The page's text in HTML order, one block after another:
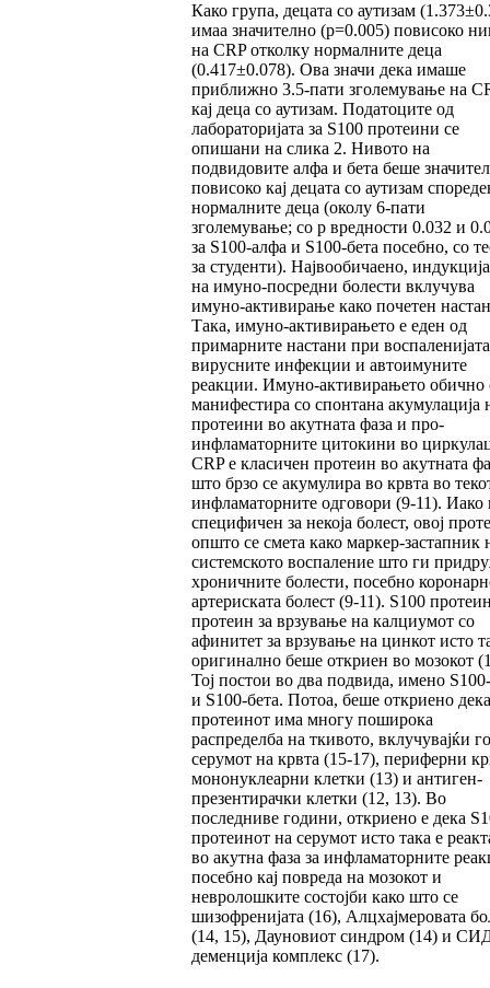
Како група, децата со аутизам
имаа значително (p=0.005) повисоко
на CRP отколку нормалните деца
(0.417±0.078). Ова значи дека имаше
приближно 3.5-пати зголемување на
кај деца со аутизам. Податоците од
лабораторијата за S100 протеини се
опишани на слика 2. Нивото на
подвидовите алфа и бета беше
повисоко кај децата со аутизам
нормалните деца (околу 6-пати
зголемување; со p вредности 0.032 и
за S100-алфа и S100-бета посебно, со
за студенти). Највообичаено,
на имуно-посредни болести вклучува
имуно-активирање како почетен
Така, имуно-активирањето е еден од
примарните настани при
вирусните инфекции и автоимуните
реакции. Имуно-активирањето обично
манифестира со спонтана акумулација
протеини во акутната фаза и про-
инфламаторните цитокини во
CRP е класичен протеин во акутната
што брзо се акумулира во крвта во
инфламаторните одговори (9-11). Иако
специфичен за некоја болест, овој
општо се смета како маркер-застапник
системското воспаление што ги
хроничните болести, посебно
артериската болест (9-11). S100
протеин за врзување на калциумот со
афинитет за врзување на цинкот исто
оригинално беше откриен во мозокот
Тој постои во два подвида, имено
и S100-бета. Потоа, беше откриено дека
протеинот има многу поширока
распределба на ткивото, вклучувајќи
серумот на крвта (15-17), периферни
мононуклеарни клетки (13) и антиген-
презентирачки клетки (12, 13). Во
последниве години, откриено е дека
протеинот на серумот исто така е
во акутна фаза за инфламаторните
посебно кај повреда на мозокот и
невролошките состојби како што се
шизофренијата (16), Алцхајмеровата
(14, 15), Дауновиот синдром (14) и
деменција комплекс (17).